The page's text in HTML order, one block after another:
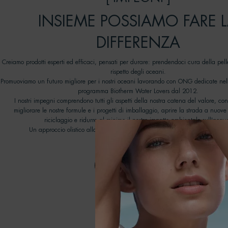
INSIEME POSSIAMO FARE
DIFFERENZA
Creiamo prodotti esperti ed efficaci, pensati per durare: prendendoci cura della
rispetto degli oceani.
Promuoviamo un futuro migliore per i nostri oceani lavorando con ONG dedicate
programma Biotherm Water Lovers dal 2012.
I nostri impegni comprendono tutti gli aspetti della nostra catena del valore,
migliorare le nostre formule e i progetti di imballaggio, aprire la strada a nuove
riciclaggio e ridurre al minimo il nostro impatto ambientale
Un approccio olistico alla bellezza che solleva un'ondata di cambiamenti